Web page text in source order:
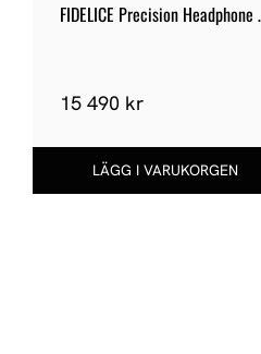
FIDELICE Precision Headphone
15 490 kr